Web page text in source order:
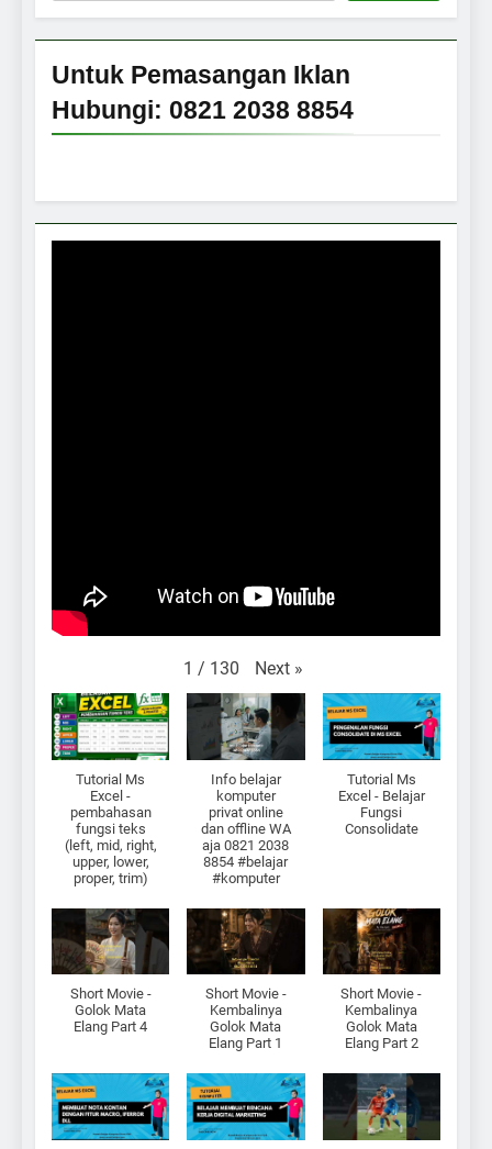
Untuk Pemasangan Iklan
Hubungi: 0821 2038 8854
1 / 130 Next »
Tutorial Ms
Excel -
pembahasan
fungsi teks
(left, mid, right,
upper, lower,
proper, trim)
Info belajar
komputer
privat online
dan offline WA
aja 0821 2038
8854 #belajar
#komputer
Tutorial Ms
Excel - Belajar
Fungsi
Consolidate
Short Movie -
Golok Mata
Elang Part 4
Short Movie -
Kembalinya
Golok Mata
Elang Part 1
Short Movie -
Kembalinya
Golok Mata
Elang Part 2